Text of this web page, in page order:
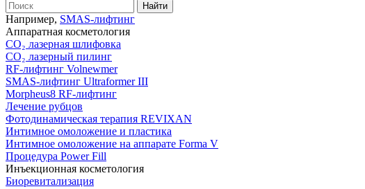
Найти
Например, SMAS-лифтинг
Аппаратная косметология
CO₂ лазерная шлифовка
CO₂ лазерный пилинг
RF-лифтинг Volnewmer
SMAS-лифтинг Ultraformer III
Morpheus8 RF-лифтинг
Лечение рубцов
Фотодинамическая терапия REVIXAN
Интимное омоложение и пластика
Интимное омоложение на аппарате Forma V
Процедура Power Fill
Инъекционная косметология
Биоревитализация